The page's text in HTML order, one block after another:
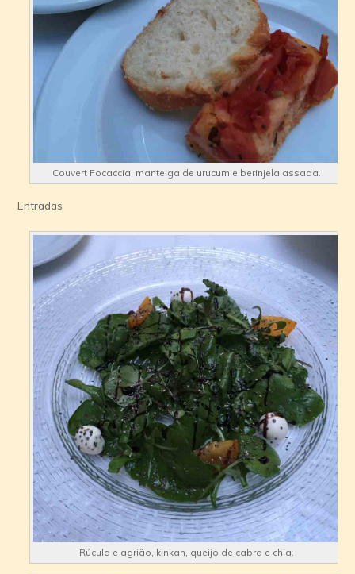
Couvert Focaccia, manteiga de urucum e berinjela assada.
Entradas
Rúcula e agrião, kinkan, queijo de cabra e chia.